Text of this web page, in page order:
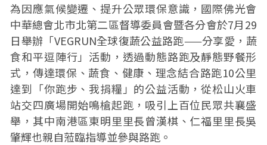
為因應氣候變遷、提升公眾環保意識，國際佛光會
中華總會北市北第二區督導委員會暨各分會於7月29
日舉辦「VEGRUN全球復蔬公益路跑——分享愛，蔬
食和平逗陣行」活動，透過動態路跑及靜態野餐形
式，傳達環保、蔬食、健康、理念結合路跑10公里
達到「你跑步、我捐糧」的公益活動，從松山火車
站交四廣場開始鳴槍起跑，吸引上百位民眾共襄盛
舉，其中南港區東明里里長曾漢棋、仁福里里長吳
肇輝也親自蒞臨指導並參與路跑。